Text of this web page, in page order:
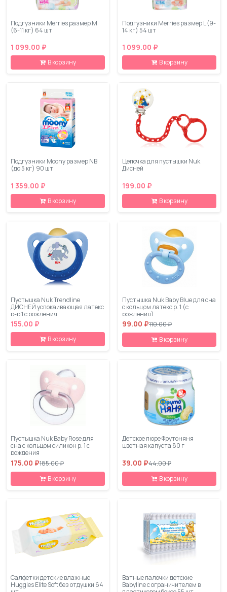
Подгузники Merries размер М
(6-11 кг) 64 шт
1 099.00 ₽
В корзину
Подгузники Merries размер L (9-
14 кг) 54 шт
1 099.00 ₽
В корзину
Подгузники Moony размер NB
(до 5 кг) 90 шт
1 359.00 ₽
В корзину
Цепочка для пустышки Nuk
Дисней
199.00 ₽
В корзину
Пустышка Nuk Trendline
ДИСНЕЙ успокаивающая латекс
р-р 1 с рождения
155.00 ₽
В корзину
Пустышка Nuk Baby Blue для сна
с кольцом латекс р. 1 (с
рождения)
99.00 ₽110.00 ₽
В корзину
Пустышка Nuk Baby Rose для
сна c кольцом силикон р. 1 с
рождения
175.00 ₽185.00 ₽
В корзину
Детское пюре Фрутоняня
цветная капуста 80 г
39.00 ₽44.00 ₽
В корзину
Салфетки детские влажные
Huggies Elite Soft без отдушки 64
Ватные палочки детские
Babyline с ограничителем в